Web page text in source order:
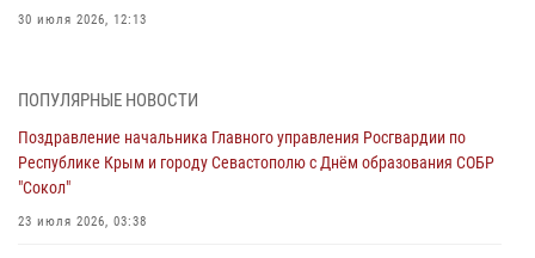
30 июля 2026, 12:13
охраняемом объекте
Росгвардейцы Крыма и Севастополя отметили День Крещения Руси
ПОПУЛЯРНЫЕ НОВОСТИ
Поздравление начальника Главного управления Росгвардии по
Республике Крым и городу Севастополю с Днём образования СОБР
"Сокол"
23 июля 2026, 03:38